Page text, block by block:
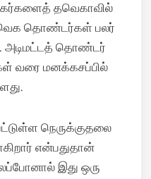
தவெகாவில்
தொண்டர்கள் பலர்
. அடிமட்டத் தொண்டர்
வரை மனக்கசப்பில்
நெருக்குதலை
என்பதுதான்
இது ஒரு